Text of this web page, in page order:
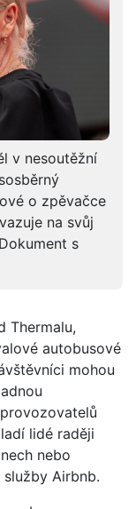
v nesoutěžní
o zpěvačce
na svůj
s
Thermalu,
autobusové
mohou
lidé raději
nebo
Airbnb.